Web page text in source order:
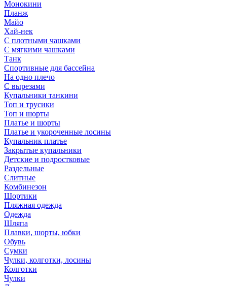
Монокини
Планж
Майо
Хай-нек
С плотными чашками
С мягкими чашками
Танк
Спортивные для бассейна
На одно плечо
С вырезами
Купальники танкини
Топ и трусики
Топ и шорты
Платье и шорты
Платье и укороченные лосины
Купальник платье
Закрытые купальники
Детские и подростковые
Раздельные
Слитные
Комбинезон
Шортики
Пляжная одежда
Одежда
Шляпа
Плавки, шорты, юбки
Обувь
Сумки
Чулки, колготки, лосины
Колготки
Чулки